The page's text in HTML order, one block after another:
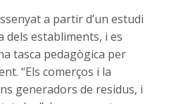
a partir d’un estudi
dels establiments, i es
tasca pedagògica per
“Els comerços i la
generadors de residus, i